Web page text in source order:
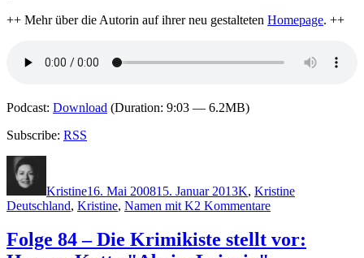
++ Mehr über die Autorin auf ihrer neu gestalteten Homepage. ++
Podcast: Download (Duration: 9:03 — 6.2MB)
Subscribe: RSS
Kristine16. Mai 200815. Januar 2013K, Kristine
Deutschland, Kristine, Namen mit K2 Kommentarezu
86
–
Folge 84 – Die Krimikiste stellt vor: